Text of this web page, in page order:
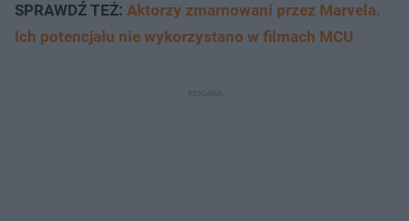
SPRAWDŹ TEŻ: Aktorzy zmarnowani przez Marvela.
Ich potencjału nie wykorzystano w filmach MCU